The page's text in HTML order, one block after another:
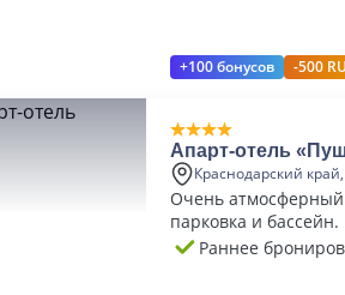
+100 бонусов -500
Aпарт-отель
Краснодарский
Очень
парковка и бассейн.
Раннее